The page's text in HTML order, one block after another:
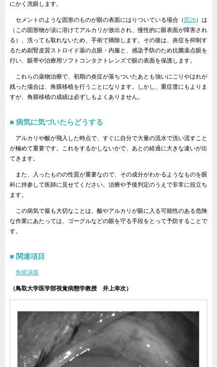
にかく洗眼します。
セメントのような固形のものが眼の表面にはりついている場合（ 図26）は
（この固形物が涙に溶けてアルカリが放出され、慢性的に眼表面が障害され
る）、洗っても取れないため、手術で摘除します。その後は、炎症を抑制す
るため副腎皮質ストロイド薬の点眼・内服と、感染予防のため抗菌薬点眼を
行い、眼帯や治療用ソフトコンタクトレンズで眼の表面を保護します。
これらの薬物治療で、初期の炎症が落ちついたあとも強いにごりやはれが
残った場合は、角膜移植を行うことになります。しかし、重症度にもよりま
すが、角膜移植の成績は必ずしもよくありません。
病気に気づいたらどうする
アルカリや酸が飛入した時点で、すぐに自分で大量の流水で洗い流すこと
が極めて重要です。これをするかしないかで、あとの経過に大きな違いが出
てきます。
また、入ったものの性質が重要なので、その成分がわかるようなものを眼
科に持参して医師に見せてください。治療や予後判定のうえで非常に役立ち
ます。
この病気で最も大切なことは、酸やアルカリが眼に入る可能性のある危険
な作業にあたっては、ゴーグルなどの眼を守る手段をとって予防することで
す。
関連項目
角膜潰瘍
（鳥取大学医学部視覚病態学教授 井上幸次）